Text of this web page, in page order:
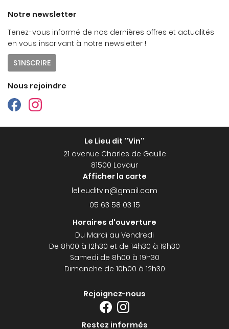
Contact
Notre newsletter
Tenez-vous informé de nos dernières offres et actualités
en vous inscrivant à notre newsletter !
S'INSCRIRE
Nous rejoindre
Le Lieu dit ''Vin''
21 avenue Charles de Gaulle
81500 Lavaur
Afficher la carte
05 63 58 03 15
Horaires d'ouverture
Du Mardi au Vendredi
De 8h00 à 12h30 et de 14h30 à 19h30
Samedi de 8h00 à 19h30
Dimanche de 10h00 à 12h30
Rejoignez-nous
Restez informés